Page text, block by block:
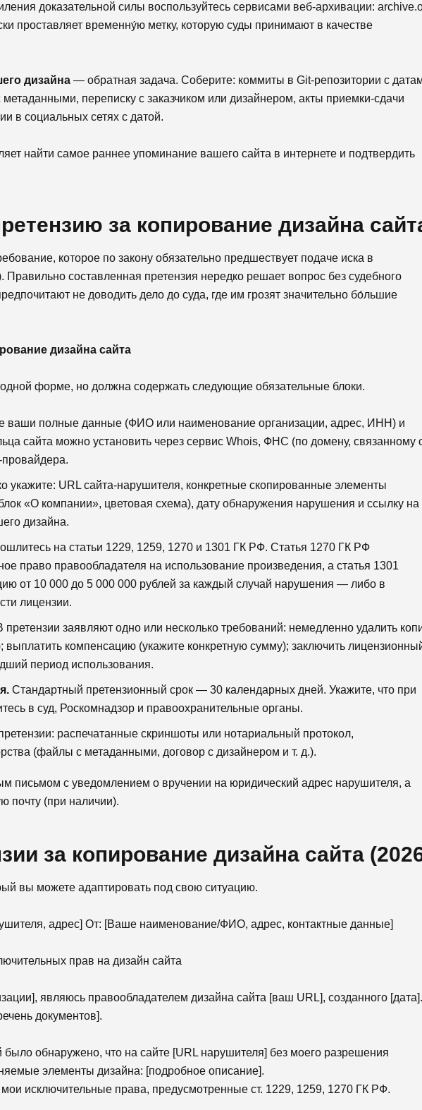
доказательной силы воспользуйтесь сервисами веб-архивации:
проставляет временну́ю метку, которую суды принимают в качестве
дизайна — обратная задача. Соберите: коммиты в Git-репозитории с
переписку с заказчиком или дизайнером, акты приемки-сдачи
в социальных сетях с датой.
найти самое раннее упоминание вашего сайта в интернете и подтвердить
за копирование дизайна
которое по закону обязательно предшествует подаче иска в
составленная претензия нередко решает вопрос без судебного
не доводить дело до суда, где им грозят значительно бо́льшие
дизайна сайта
форме, но должна содержать следующие обязательные блоки.
ваши полные данные (ФИО или наименование организации, адрес, ИНН) и
сайта можно установить через сервис Whois, ФНС (по домену, связанному
провайдера.
укажите: URL сайта-нарушителя, конкретные скопированные элементы
«О компании», цветовая схема), дату обнаружения нарушения и ссылку на
дизайна.
на статьи 1229, 1259, 1270 и 1301 ГК РФ. Статья 1270 ГК РФ
право правообладателя на использование произведения, а статья 1301
от 10 000 до 5 000 000 рублей за каждый случай нарушения — либо в
лицензии.
претензии заявляют одно или несколько требований: немедленно удалить
выплатить компенсацию (укажите конкретную сумму); заключить
период использования.
Стандартный претензионный срок — 30 календарных дней. Укажите, что при
в суд, Роскомнадзор и правоохранительные органы.
распечатанные скриншоты или нотариальный протокол,
(файлы с метаданными, договор с дизайнером и т. д.).
письмом с уведомлением о вручении на юридический адрес нарушителя, а
почту (при наличии).
за копирование дизайна сайта
вы можете адаптировать под свою ситуацию.
адрес] От: [Ваше наименование/ФИО, адрес, контактные данные]
прав на дизайн сайта
являюсь правообладателем дизайна сайта [ваш URL], созданного [дата].
документов].
было обнаружено, что на сайте [URL нарушителя] без моего разрешения
элементы дизайна: [подробное описание].
исключительные права, предусмотренные ст. 1229, 1259, 1270 ГК РФ.